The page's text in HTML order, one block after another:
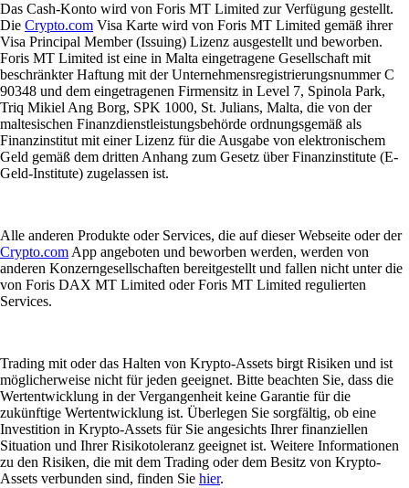
Das Cash-Konto wird von Foris MT Limited zur Verfügung gestellt.
Die Crypto.com Visa Karte wird von Foris MT Limited gemäß ihrer
Visa Principal Member (Issuing) Lizenz ausgestellt und beworben.
Foris MT Limited ist eine in Malta eingetragene Gesellschaft mit
beschränkter Haftung mit der Unternehmensregistrierungsnummer C
90348 und dem eingetragenen Firmensitz in Level 7, Spinola Park,
Triq Mikiel Ang Borg, SPK 1000, St. Julians, Malta, die von der
maltesischen Finanzdienstleistungsbehörde ordnungsgemäß als
Finanzinstitut mit einer Lizenz für die Ausgabe von elektronischem
Geld gemäß dem dritten Anhang zum Gesetz über Finanzinstitute (E-
Geld-Institute) zugelassen ist.
Alle anderen Produkte oder Services, die auf dieser Webseite oder der
Crypto.com App angeboten und beworben werden, werden von
anderen Konzerngesellschaften bereitgestellt und fallen nicht unter die
von Foris DAX MT Limited oder Foris MT Limited regulierten
Services.
Trading mit oder das Halten von Krypto-Assets birgt Risiken und ist
möglicherweise nicht für jeden geeignet. Bitte beachten Sie, dass die
Wertentwicklung in der Vergangenheit keine Garantie für die
zukünftige Wertentwicklung ist. Überlegen Sie sorgfältig, ob eine
Investition in Krypto-Assets für Sie angesichts Ihrer finanziellen
Situation und Ihrer Risikotoleranz geeignet ist. Weitere Informationen
zu den Risiken, die mit dem Trading oder dem Besitz von Krypto-
Assets verbunden sind, finden Sie hier.